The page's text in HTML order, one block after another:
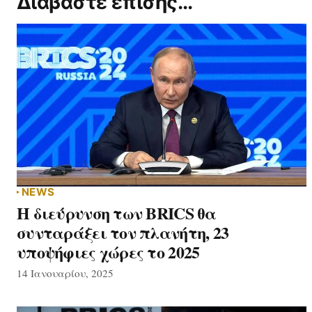
NEWS
Η διεύρυνση των BRICS θα
συνταράξει τον πλανήτη, 23
υποψήφιες χώρες το 2025
14 Ιανουαρίου, 2025